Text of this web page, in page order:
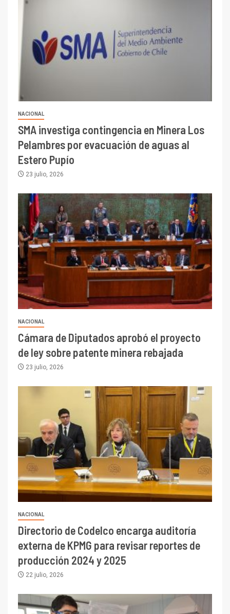
NACIONAL
SMA investiga contingencia en Minera Los
Pelambres por evacuación de aguas al
Estero Pupío
23 julio, 2026
NACIONAL
Cámara de Diputados aprobó el proyecto
de ley sobre patente minera rebajada
23 julio, 2026
NACIONAL
Directorio de Codelco encarga auditoría
externa de KPMG para revisar reportes de
producción 2024 y 2025
22 julio, 2026